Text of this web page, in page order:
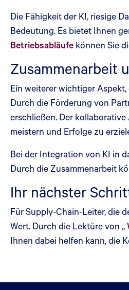
Die Fähigkeit der KI, riesige
Bedeutung. Es bietet Ihnen
Betriebsabläufe können Sie
Zusammenarbeit
Ein weiterer wichtiger Aspekt,
Durch die Förderung von
erschließen. Der
meistern und Erfolge zu
Bei der Integration von KI in
Durch die Zusammenarbeit
Ihr nächster
Für Supply-Chain-Leiter, die
Wert. Durch die Lektüre von „
Ihnen dabei helfen kann, die